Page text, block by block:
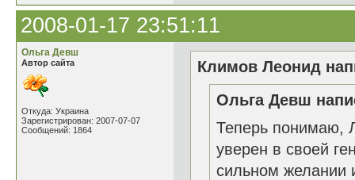
2008-01-17 23:51:11
Ольга Девш
Автор сайта
Откуда: Украина
Зарегистрирован: 2007-07-07
Сообщений: 1864
Климов Леонид
Ольга Девш
Теперь понимаю,
уверен в своей
сильном желании